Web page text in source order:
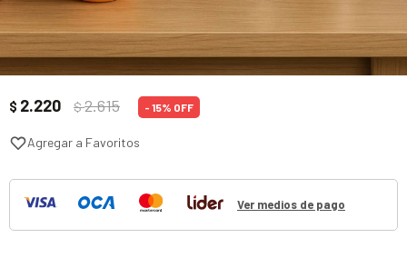
$ 2.220 $2.615 15
Ver medios de pago